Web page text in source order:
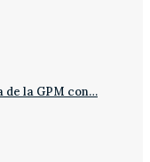
de la GPM con…